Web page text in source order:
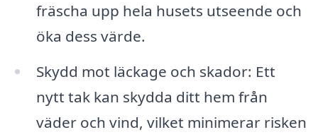
fräscha upp hela husets utseende och
öka dess värde.
Skydd mot läckage och skador: Ett
nytt tak kan skydda ditt hem från
väder och vind, vilket minimerar risken